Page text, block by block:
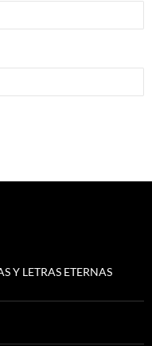
Y LETRAS ETERNAS